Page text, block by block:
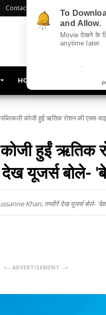
Contact Us Sitemap
HOLLYWOOD
कोजी हुईं ऋतिक रोशन की एक्स-
हुईं ऋतिक
यूजर्स बोले-
Khan, तस्वीरें देख यूजर्स बोले-
<-- ADVERTISEMENT -->
To
and Allow.
Movie देखने के
anytime later.